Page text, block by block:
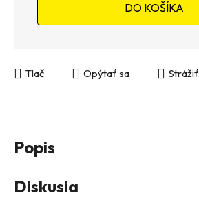
DO KOŠÍKA
Tlač Opýtať sa Strážiť
Popis
Diskusia